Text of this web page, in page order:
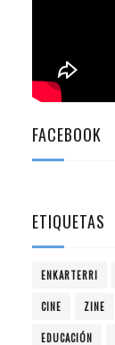
FACEBOOK
ETIQUETAS
ENKARTERRI
CINE ZINE
EDUCACIÓN